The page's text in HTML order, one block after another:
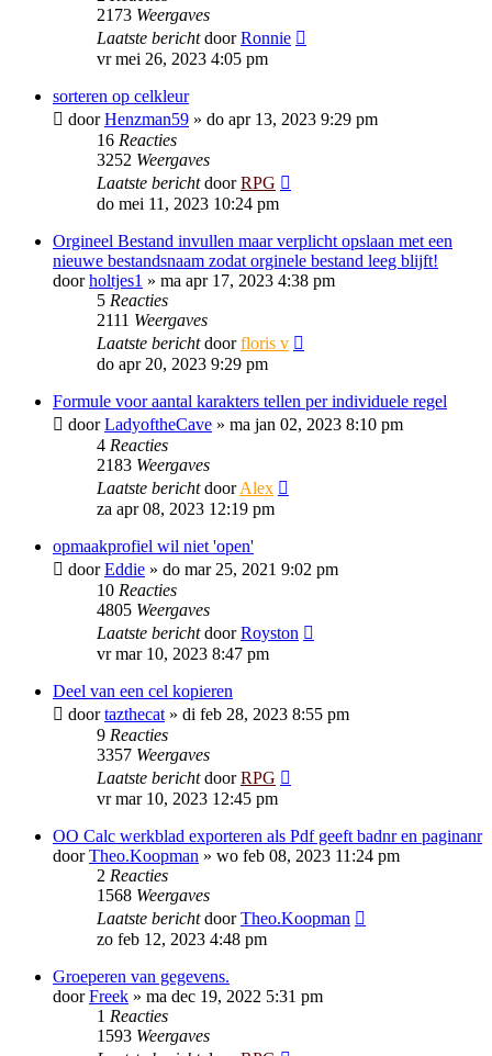
2173 Weergaves
Laatste berichtdoorRonnie
vr mei 26, 2023 4:05 pm
sorteren op celkleur
doorHenzman59 » do apr 13, 2023 9:29 pm
16 Reacties
3252 Weergaves
Laatste berichtdoorRPG
do mei 11, 2023 10:24 pm
Orgineel Bestand invullen maar verplicht opslaan met een
nieuwe bestandsnaam zodat orginele bestand leeg blijft!
doorholtjes1 » ma apr 17, 2023 4:38 pm
5 Reacties
2111 Weergaves
Laatste berichtdoorfloris v
do apr 20, 2023 9:29 pm
Formule voor aantal karakters tellen per individuele regel
doorLadyoftheCave » ma jan 02, 2023 8:10 pm
4 Reacties
2183 Weergaves
Laatste berichtdoorAlex
za apr 08, 2023 12:19 pm
opmaakprofiel wil niet 'open'
doorEddie » do mar 25, 2021 9:02 pm
10 Reacties
4805 Weergaves
Laatste berichtdoorRoyston
vr mar 10, 2023 8:47 pm
Deel van een cel kopieren
doortazthecat » di feb 28, 2023 8:55 pm
9 Reacties
3357 Weergaves
Laatste berichtdoorRPG
vr mar 10, 2023 12:45 pm
OO Calc werkblad exporteren als Pdf geeft badnr en paginanr
doorTheo.Koopman » wo feb 08, 2023 11:24 pm
2 Reacties
1568 Weergaves
Laatste berichtdoorTheo.Koopman
zo feb 12, 2023 4:48 pm
Groeperen van gegevens.
doorFreek » ma dec 19, 2022 5:31 pm
1 Reacties
1593 Weergaves